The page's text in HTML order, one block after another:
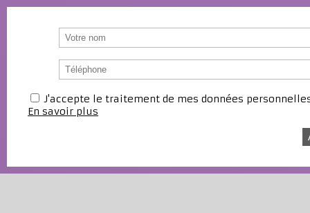
J'accepte le traitement de mes données
En savoir plus